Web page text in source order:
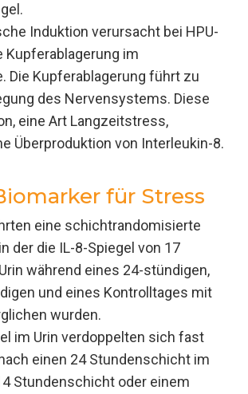
Induktion verursacht bei HPU-
Kupferablagerung im
Die Kupferablagerung führt zu
des Nervensystems. Diese
eine Art Langzeitstress,
Überproduktion von Interleukin-8.
für Stress
eine schichtrandomisierte
der die IL-8-Spiegel von 17
während eines 24-stündigen,
und eines Kontrolltages mit
wurden.
im Urin verdoppelten sich fast
einen 24 Stundenschicht im
Stundenschicht oder einem